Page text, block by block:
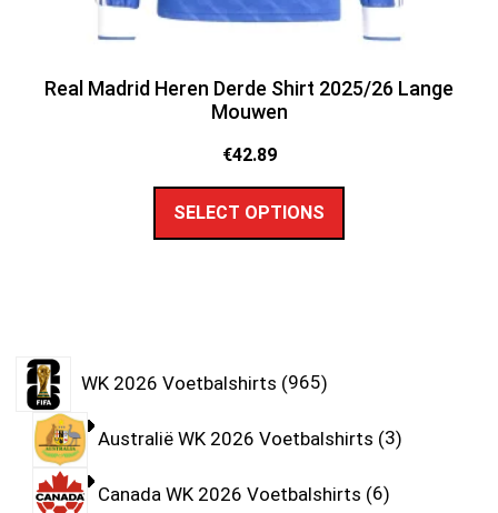
Real Madrid Heren Derde Shirt 2025/26 Lange
Mouwen
€42.89
SELECT OPTIONS
WK 2026 Voetbalshirts 965
Australië WK 2026 Voetbalshirts 3
Canada WK 2026 Voetbalshirts 6